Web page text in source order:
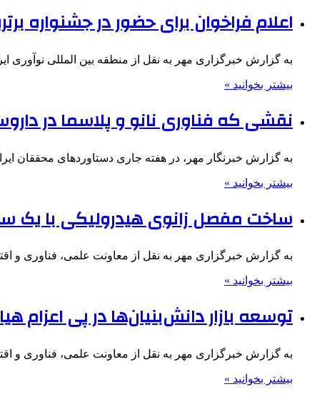
اعلام فراخوان برای حضور در جشنواره
به گزارش خبرگزاری مهر به نقل از منطقه بین المللی نوآوری
بیشتر بخوانید »
نقشی که فناوری نانو و پلاسما در
به گزارش خبرنگار مهر، در هفته جاری دستاوردهای محققان
بیشتر بخوانید »
ساخت مفصل زانوی هیدرولیکی با یک
به گزارش خبرگزاری مهر به نقل از معاونت علمی، فناوری و
بیشتر بخوانید »
توسعه بازار دانش‌بنیان‌ها در پی اعزام
به گزارش خبرگزاری مهر به نقل از معاونت علمی، فناوری و
بیشتر بخوانید »